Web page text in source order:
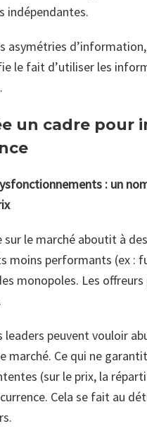
indépendantes.
asymétries
le fait d’utiliser les
un cadre pour
: un
sur le marché aboutit à
moins performants (ex :
monopoles. Les
leaders peuvent vouloir
marché. Ce qui ne
(sur le prix, la
Cela se fait au